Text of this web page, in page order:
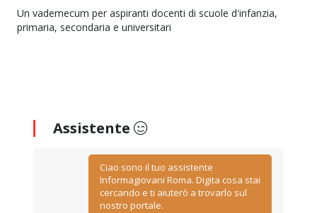
Un vademecum per aspiranti docenti di scuole d'infanzia,
primaria, secondaria e universitari
Assistente
Ciao sono il tuo assistente
Informagiovani Roma. Digita cosa stai
cercando e ti aiuterò a trovarlo sul
nostro portale.